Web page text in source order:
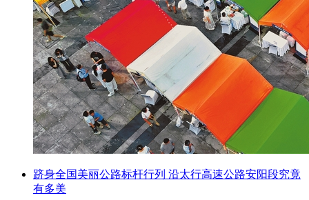
跻身全国美丽公路标杆行列 沿太行高速公路安阳段究竟
有多美